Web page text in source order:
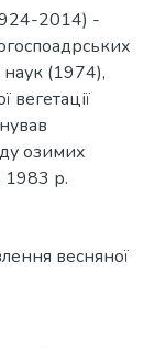
2014) -
наук (1974),
вегетації
озимих
1983 р.
весняної